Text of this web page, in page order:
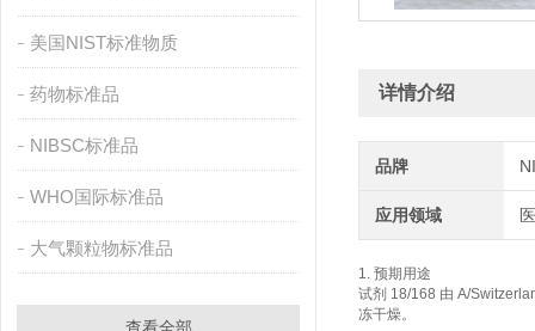
美国NIST标准物质
药物标准品
NIBSC标准品
WHO国际标准品
大气颗粒物标准品
详情介绍
品牌
应用领域
1. 预期用途
试剂 18/168 由 A/
冻干燥。